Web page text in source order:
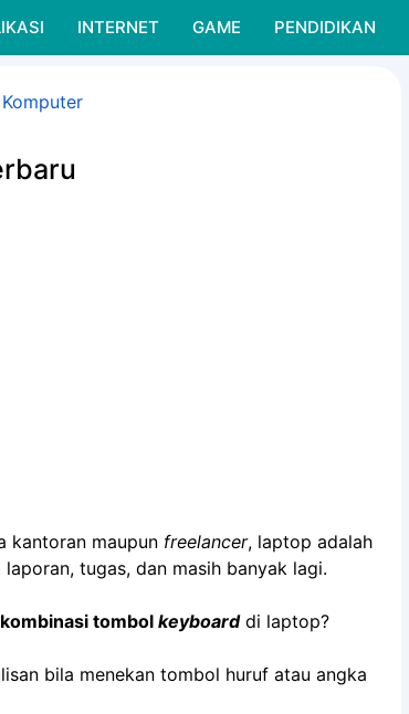
INTERNET GAME PENDIDIKAN
Komputer
kantoran maupun freelancer, laptop adalah
tugas, dan masih banyak lagi.
kombinasi tombol keyboarddi laptop?
bila menekan tombol huruf atau angka